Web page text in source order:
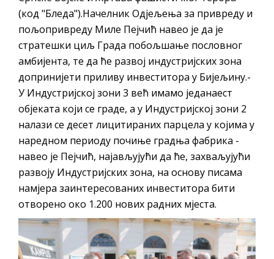
(код "Бледа").Начелник Одјељења за привреду и
пољопривреду Миле Пејчић навео је да је
стратешки циљ Града побољшање пословног
амбијента, те да ће развој индустријских зона
допринијети приливу инвеститора у Бијељину.-
У Индустријској зони 3 већ имамо једанаест
објеката који се граде, а у Индустријској зони 2
налази се десет лицитираних парцела у којима у
наредном периоду почиње градња фабрика -
навео је Пејчић, најављујући да ће, захваљујући
развоју Индустријских зона, на основу писама
намјера заинтересованих инвеститора бити
отворено око 1.200 нових радних мјеста.